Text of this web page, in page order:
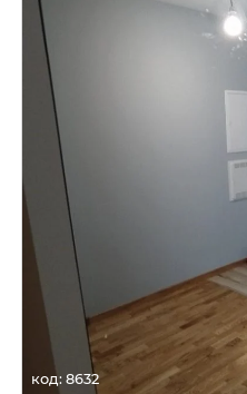
код: 8632